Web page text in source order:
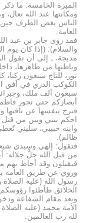
الميزة الخامسة: ما
ومكانتها عند الله
الناس بغض الطرف حين
العامة.
فقد روى جابر بن عبد
والسلام): (إذا كان يوم
مدبجة، ـ إلى أن تقول
وباطنها من ظاهرها،
نور، للتاج سبعون
الكوكب الدري في أفق
سبعون ألف ملك،
أبصاركم حتى تجوز
فتزج بنفسها عن
احكم بيني وبين من قتل
وابنة حبيبي، سليني
ظالم).
فتقول: إلهي وسيدي
من قبل الله جلَّ جلاله:
فيقبلون وقد أحاط بهم
وروي عن طريق العامة
رسول الله (عليه الصلاة
الخلائق طأطئوا
وبعد مقام الشفاعة
الأمة محمد (عليه
لله رب العالمين.